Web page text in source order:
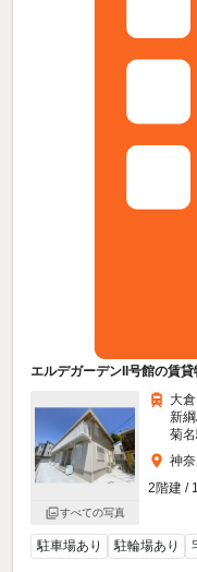
エルデガーデンII号館の賃貸
すべての写真
大
新
菊
神
2階建 /
駐車場あり 駐輪場あり